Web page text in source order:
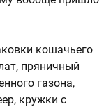
кошачьего
пряничный
газона,
кружки с